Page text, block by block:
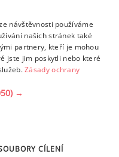
2.77 g
0.73 g
ÚDAJŮ
návštěvnosti používáme
našich stránek také
partnery, kteří je mohou
jste jim poskytli nebo které
Zásady ochrany
→
CÍLENÍ